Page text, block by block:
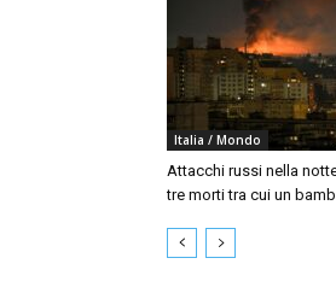
Italia / Mondo
Attacchi russi nella
tre morti tra cui un